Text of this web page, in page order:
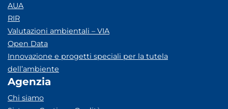
AUA
RIR
Valutazioni ambientali – VIA
Open Data
Innovazione e progetti speciali per la tutela
dell’ambiente
Agenzia
Chi siamo